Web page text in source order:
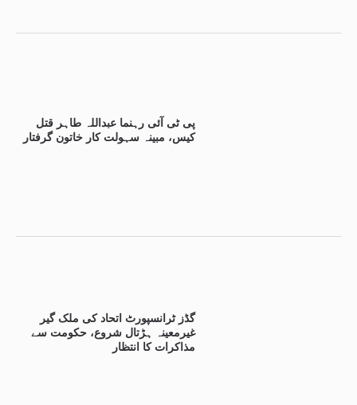
پی ٹی آئی رہنما عبداللہ طاہر قتل
کیس، مبینہ سہولت کار خاتون گرفتار
گڈز ٹرانسپورٹ اتحاد کی ملک گیر
غیرمعینہ ہڑتال شروع، حکومت سے
مذاکرات کا انتظار